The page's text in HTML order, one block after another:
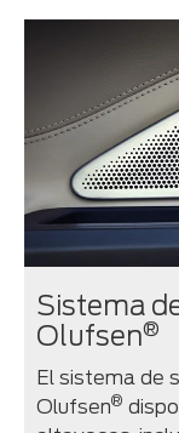
Sistema
Olufsen®
El sistema de
Olufsen®